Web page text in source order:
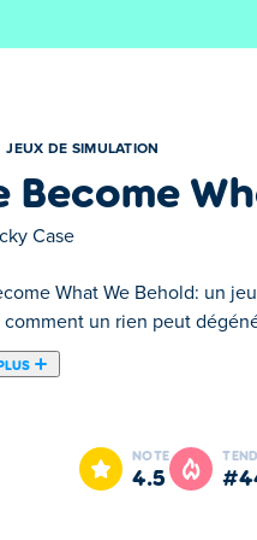
JEUX DE SIMULATION
Become
Case
What We Behold: un
comment un rien peut
cliquer créé par Nicky
carré, et observez
les médias sociaux
NOTE
4.5